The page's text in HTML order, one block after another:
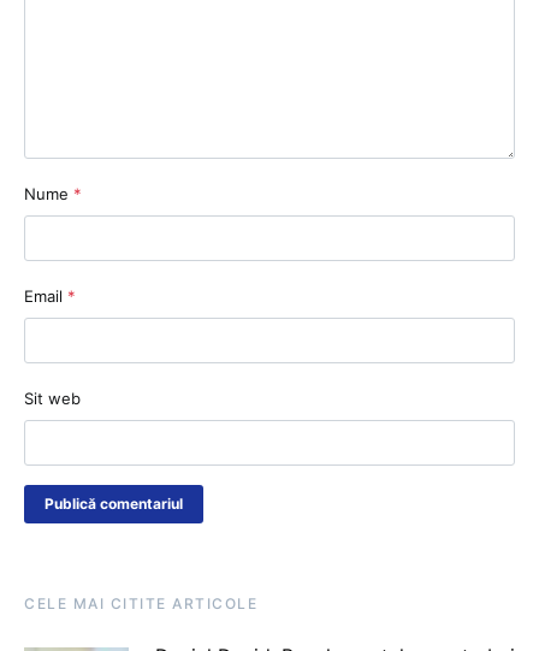
Nume *
Email *
Sit web
CELE MAI CITITE ARTICOLE